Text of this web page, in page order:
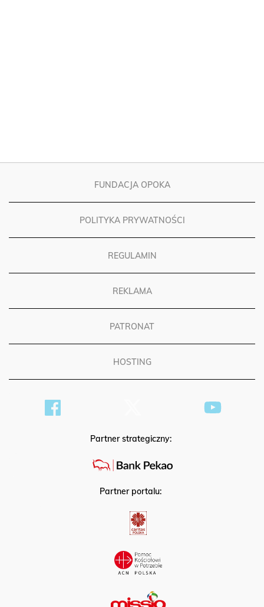
FUNDACJA OPOKA
POLITYKA PRYWATNOŚCI
REGULAMIN
REKLAMA
PATRONAT
HOSTING
Partner strategiczny:
Partner portalu: